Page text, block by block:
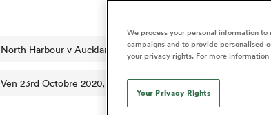
North Harbour v Auckland
Ven 23rd Octobre 2020, 11:05pm PDT
We process your personal information
campaigns and to provide personalised
your privacy rights. For more
Your Privacy Rights